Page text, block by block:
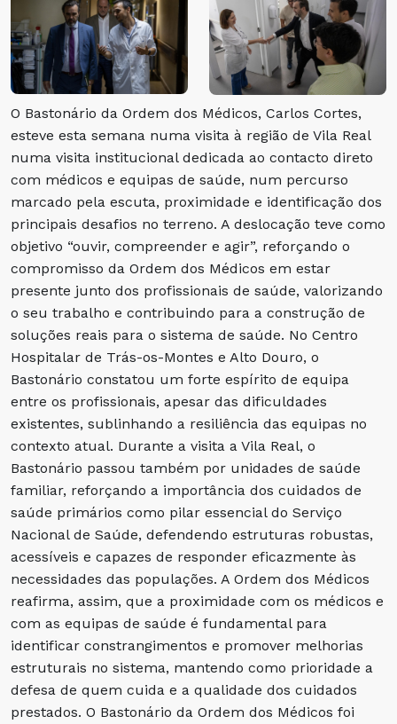
O Bastonário da Ordem dos Médicos, Carlos Cortes,
esteve esta semana numa visita à região de Vila Real
numa visita institucional dedicada ao contacto direto
com médicos e equipas de saúde, num percurso
marcado pela escuta, proximidade e identificação dos
principais desafios no terreno. A deslocação teve como
objetivo “ouvir, compreender e agir”, reforçando o
compromisso da Ordem dos Médicos em estar
presente junto dos profissionais de saúde, valorizando
o seu trabalho e contribuindo para a construção de
soluções reais para o sistema de saúde. No Centro
Hospitalar de Trás-os-Montes e Alto Douro, o
Bastonário constatou um forte espírito de equipa
entre os profissionais, apesar das dificuldades
existentes, sublinhando a resiliência das equipas no
contexto atual. Durante a visita a Vila Real, o
Bastonário passou também por unidades de saúde
familiar, reforçando a importância dos cuidados de
saúde primários como pilar essencial do Serviço
Nacional de Saúde, defendendo estruturas robustas,
acessíveis e capazes de responder eficazmente às
necessidades das populações. A Ordem dos Médicos
reafirma, assim, que a proximidade com os médicos e
com as equipas de saúde é fundamental para
identificar constrangimentos e promover melhorias
estruturais no sistema, mantendo como prioridade a
defesa de quem cuida e a qualidade dos cuidados
prestados. O Bastonário da Ordem dos Médicos foi